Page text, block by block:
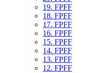
19. FPFF
18. FPFF
17. FPFF
16. FPFF
15. FPFF
14. FPFF
13. FPFF
12. FPFF